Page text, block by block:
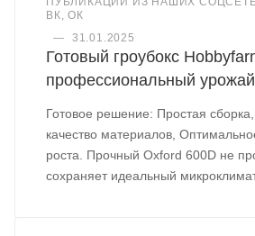
ВК, ОК
—
31.01.2025
Готовый гроубокс
профессиональный
Готовое решение: Простая
качество материалов,
роста. Прочный Oxford 600D не
сохраняет идеальный